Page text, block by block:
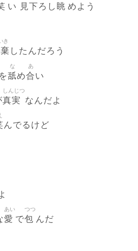
い 見下ろし 眺 めよう
き
したんだろう
を舐
な
め合
あ
い
真実
しんじつ
なんだよ
んでるけど
愛
あい
で包
つつ
んだ